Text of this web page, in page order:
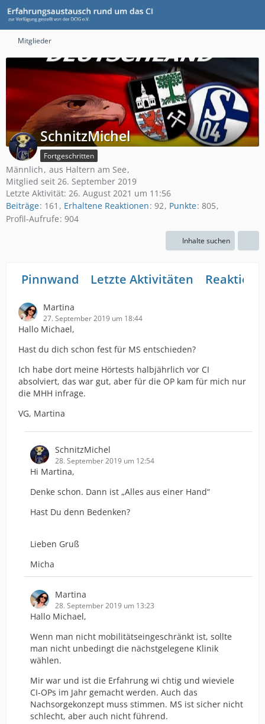
Mitglieder
SchnitzMichel
Fortgeschritten
Männlich aus Haltern am See
Mitglied seit 26. September 2019
Letzte Aktivität: 26. August 2021 um 11:56
Beiträge 161 Erhaltene Reaktionen 92 Punkte 805
Profil-Aufrufe 904
Inhalte suchen
Pinnwand Letzte Aktivitäten
Martina
27. September 2019 um 18:44
Hallo Michael,
Hast du dich schon fest für MS entschieden?
Ich habe dort meine Hörtests halbjährlich vor CI
absolviert, das war gut, aber für die OP kam für mich nur
die MHH infrage.
VG, Martina
SchnitzMichel
28. September 2019 um 12:54
Hi Martina,
Denke schon. Dann ist „Alles aus einer Hand“
Hast Du denn Bedenken?
Lieben Gruß
Micha
Martina
28. September 2019 um 13:23
Hallo Michael,
Wenn man nicht mobilitätseingeschränkt ist, sollte
man nicht unbedingt die nächstgelegene Klinik
wählen.
Mir war und ist die Erfahrung wi chtig und wieviele
CI-OPs im Jahr gemacht werden. Auch das
Nachsorgekonzept muss stimmen. MS ist sicher nicht
schlecht, aber auch nicht führend.